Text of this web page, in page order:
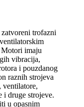
trofazni
Motori imaju
vibracija,
i pouzdanog
raznih strojeva
ventilatore,
i druge strojeve.
u opasnim